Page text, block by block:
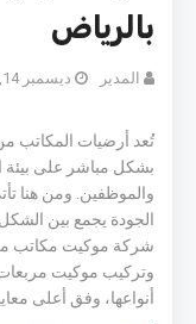
بالرياض
المدير ديسمبر 14, 2025
تُعد أرضيات المكاتب
بشكل مباشر على بيئة
والموظفين. ومن هنا
الجودة يجمع بين
شركة موكيت مكاتب
وتركيب موكيت
أنواعها، وفق أعلى